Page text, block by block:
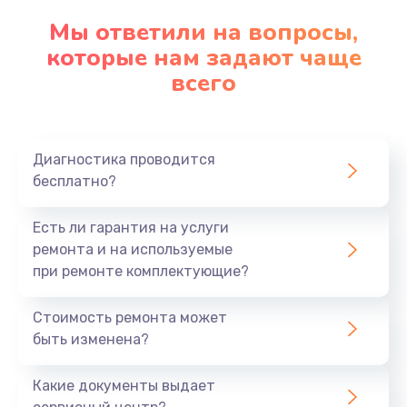
2500 руб.
Заказать
830 руб.
Ремонт подсветки
1200 руб.
Замена электронных компонентов
Мы ответили на вопросы,
которые нам задают чаще
всего
Диагностика проводится
бесплатно?
Есть ли гарантия на услуги
ремонта и на используемые
при ремонте комплектующие?
Стоимость ремонта может
быть изменена?
Какие документы выдает